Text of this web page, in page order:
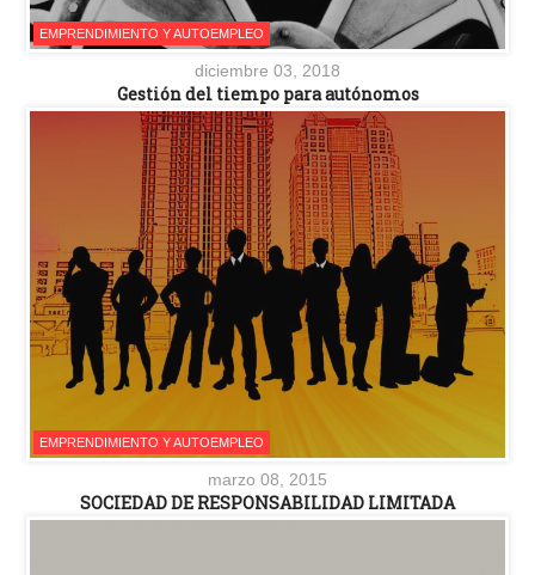
EMPRENDIMIENTO Y AUTOEMPLEO
diciembre 03, 2018
Gestión del tiempo para autónomos
EMPRENDIMIENTO Y AUTOEMPLEO
marzo 08, 2015
SOCIEDAD DE RESPONSABILIDAD LIMITADA